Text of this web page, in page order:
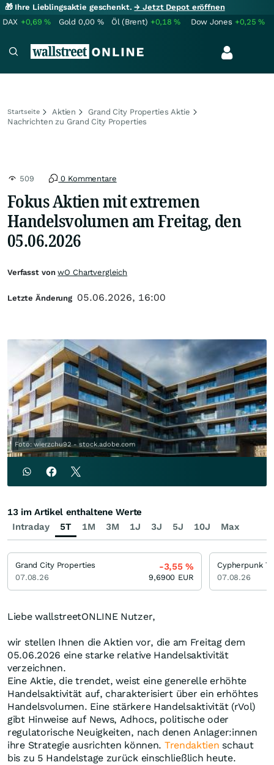
🎁 Ihre Lieblingsaktie geschenkt.→ Jetzt Depot eröffnen
DAX +0,69% Gold 0,00 % Öl (Brent) +0,18% Dow Jones +0,25%
Startseite Aktien
Grand City Properties Aktie
Nachrichten zu Grand City Properties
509 0 Kommentare
Fokus Aktien mit extremen
Handelsvolumen am Freitag, den
05.06.2026
Foto: wierzchu92 - stock.adobe.com
Liebe wallstreetONLINE Nutzer,
wir stellen Ihnen die Aktien vor, die am Freitag dem
05.06.2026 eine starke relative Handelsaktivität
verzeichnen.
Eine Aktie, die trendet, weist eine generelle erhöhte
Handelsaktivität auf, charakterisiert über ein erhöhtes
Handelsvolumen. Eine stärkere Handelsaktivität (rVol)
gibt Hinweise auf News, Adhocs, politische oder
regulatorische Neuigkeiten, nach denen Anlager:innen
ihre Strategie ausrichten können. Trendaktien schaut
bis zu 5 Handelstage zurück einschließlich heute.
Verfasst vonwO Chartvergleich
Letzte Änderung 05.06.2026, 16:00
Intraday 5T 1M 3M 1J 3J 5J 10J Max
13 im Artikel enthaltene Werte
Grand City Properties
07.08.26
-3,55%
9,6900 EUR
Cypherpunk
07.08.26